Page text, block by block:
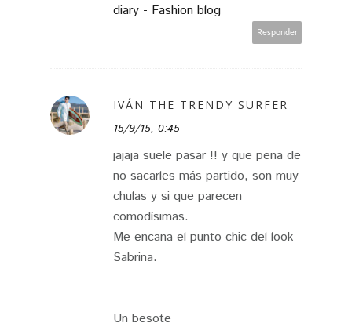
diary - Fashion blog
Responder
IVÁN THE TRENDY SURFER
15/9/15, 0:45
jajaja suele pasar !! y que pena de
no sacarles más partido, son muy
chulas y si que parecen
comodísimas.
Me encana el punto chic del look
Sabrina.
Un besote